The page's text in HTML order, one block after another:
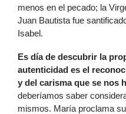
menos en el pecado; la
Juan Bautista fue
Isabel.
Es día de descubrir la
autenticidad es el
y del carisma que se nos
deberíamos saber
mismos. María proclama